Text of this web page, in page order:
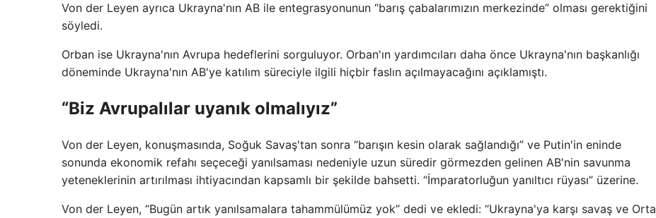
Von der Leyen ayrıca Ukrayna'nın AB ile entegrasyonunun “barış çabalarımızın merkezinde” olması gerektiğini
söyledi.
Orban ise Ukrayna'nın Avrupa hedeflerini sorguluyor. Orban'ın yardımcıları daha önce Ukrayna'nın başkanlığı
döneminde Ukrayna'nın AB'ye katılım süreciyle ilgili hiçbir faslın açılmayacağını açıklamıştı.
“Biz Avrupalılar uyanık olmalıyız”
Von der Leyen, konuşmasında, Soğuk Savaş'tan sonra “barışın kesin olarak sağlandığı” ve Putin'in eninde
sonunda ekonomik refahı seçeceği yanılsaması nedeniyle uzun süredir görmezden gelinen AB'nin savunma
yeteneklerinin artırılması ihtiyacından kapsamlı bir şekilde bahsetti. “İmparatorluğun yanıltıcı rüyası” üzerine.
Von der Leyen, “Bugün artık yanılsamalara tahammülümüz yok” dedi ve ekledi: “Ukrayna'ya karşı savaş ve Orta